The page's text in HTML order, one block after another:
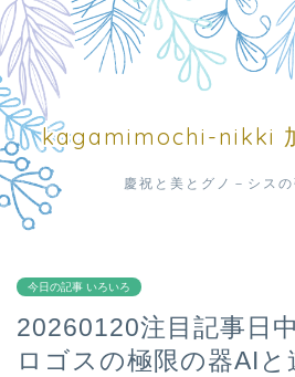
kagamimochi-nikki
慶祝と美とグノ－シスの
今日の記事 いろいろ
20260120注目記事
ロゴスの極限の器AIと